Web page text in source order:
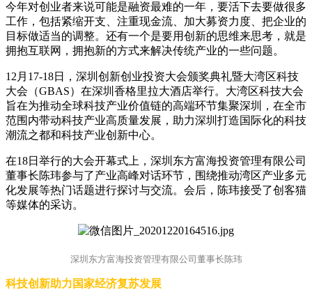
今年对创业者来说可能是融资最难的一年，要活下去要做很多
工作，包括紧缩开支、注重现金流、加大募资力度、把企业的
目标做适当的调整。还有一个是要用创新的思维来思考，就是
拥抱互联网，拥抱新的方式来解决传统产业的一些问题。
12月17-18日，深圳创新创业投资大会颁奖典礼暨大湾区科技
大会（GBAS）在深圳香格里拉大酒店举行。大湾区科技大会
旨在为推动全球科技产业价值链的高端环节集聚深圳，在全市
范围内带动科技产业高质量发展，助力深圳打造国际化的科技
潮流之都和科技产业创新中心。
在18日举行的大会开幕式上，深圳东方富海投资管理有限公司
董事长陈玮参与了产业高峰对话环节，围绕推动湾区产业多元
化发展等热门话题进行探讨与交流。会后，陈玮接受了创客猫
等媒体的采访。
深圳东方富海投资管理有限公司董事长陈玮
科技创新助力国家经济复苏发展